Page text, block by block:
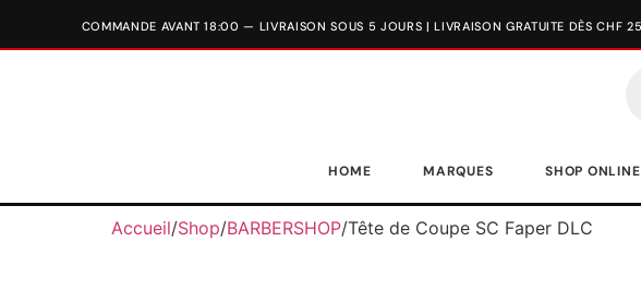
HOME MARQUES SHOP ONLINE
Accueil/Shop/BARBERSHOP/Tête de Coupe SC Faper DLC